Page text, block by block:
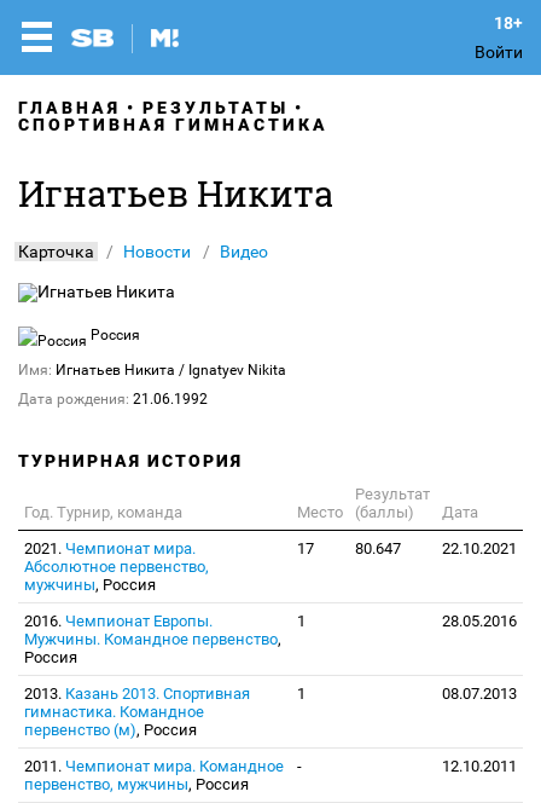
Войти
ГЛАВНАЯ
РЕЗУЛЬТАТЫ
СПОРТИВНАЯ ГИМНАСТИКА
Игнатьев Никита
Карточка Новости Видео
Россия
Имя: Игнатьев Никита / Ignatyev Nikita
Дата рождения: 21.06.1992
ТУРНИРНАЯ ИСТОРИЯ
Год. Турнир, команда Место
Результат
(баллы)
Дата
2021. Чемпионат мира.
Абсолютное первенство,
мужчины, Россия
17 80.647 22.10.2021
2016. Чемпионат Европы.
Мужчины. Командное первенство,
Россия
1 28.05.2016
2013. Казань 2013. Спортивная
гимнастика. Командное
первенство (м), Россия
1 08.07.2013
2011. Чемпионат мира. Командное
первенство, мужчины, Россия
- 12.10.2011